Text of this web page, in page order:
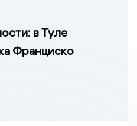
в Туле
Франциско